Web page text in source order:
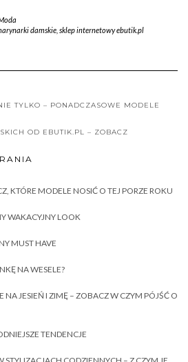
damskie, sklep internetowy ebutik.pl
TYLKO – PONADCZASOWE MODELE
OD EBUTIK.PL – ZOBACZ
KTÓRE MODELE NOSIĆ O TEJ PORZE ROKU
WAKACYJNY LOOK
MUST HAVE
NA WESELE?
NA JESIEŃ I ZIMĘ – ZOBACZ W CZYM PÓJŚĆ O
TENDENCJE